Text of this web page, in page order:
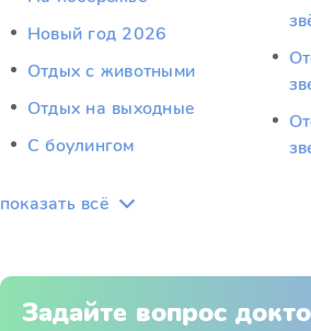
Новый год 2026
Отдых c животными
Отдых на выходные
С боулингом
показать всё
Задайте вопрос